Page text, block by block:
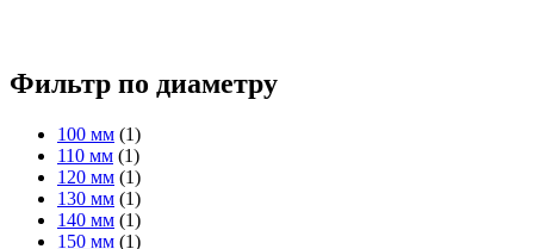
Фильтр по диаметру
100 мм (1)
110 мм (1)
120 мм (1)
130 мм (1)
140 мм (1)
150 мм (1)